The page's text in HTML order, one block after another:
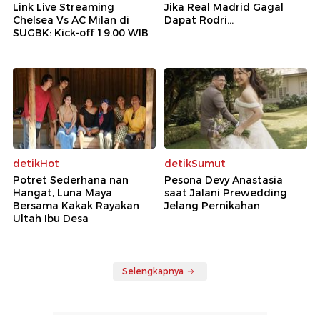
Link Live Streaming
Chelsea Vs AC Milan di
SUGBK: Kick-off 19.00 WIB
Jika Real Madrid Gagal
Dapat Rodri...
detikHot
Potret Sederhana nan
Hangat, Luna Maya
Bersama Kakak Rayakan
Ultah Ibu Desa
detikSumut
Pesona Devy Anastasia
saat Jalani Prewedding
Jelang Pernikahan
Selengkapnya